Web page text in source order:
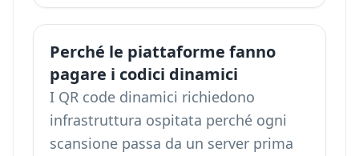
Perché le piattaforme fanno
pagare i codici dinamici
I QR code dinamici richiedono
infrastruttura ospitata perché ogni
scansione passa da un server prima